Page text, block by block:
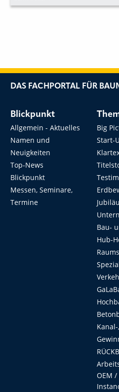
DAS FACHPORTAL FÜR
Blickpunkt
Allgemein - Aktuelles
Namen und
Neuigkeiten
Top-News
Blickpunkt
Messen, Seminare,
Termine
Big
Start-
Bau-
Hub-
OEM